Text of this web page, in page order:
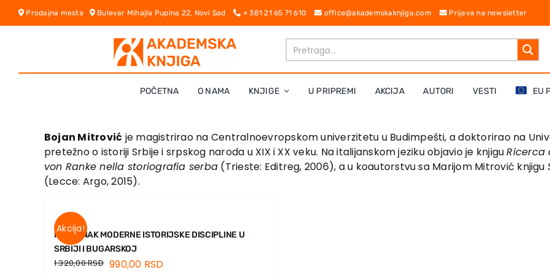
Skip
Prodajna mesta Bulevar Mihajla Pupina 22, Novi Sad + 381 21 65 71 610 office@akademskaknjiga.com Prijava na newsletter
POČETNA O NAMA KNJIGE U PRIPREMI AKCIJA AUTORI VESTI EU
Bojan Mitrović je magistrirao na Centralnoevropskom univerzitetu u Budimpešti, a doktorirao na
pretežno o istoriji Srbije i srpskog naroda u XIX i XX veku. Na italijanskom jeziku objavio je knjiguRicerca
von Ranke nella storiografia serba (Trieste: Editreg, 2006), a u koautorstvu sa Marijom Mitrović knjigu
(Lecce: Argo, 2015).
Akcija!
NASTANAK MODERNE ISTORIJSKE DISCIPLINE U
SRBIJI I BUGARSKOJ
1.320,00RSD 990,00 RSD